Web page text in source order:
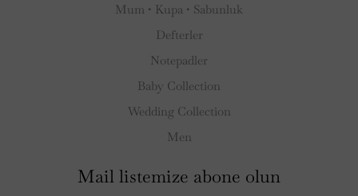
Mum • Kupa • Sabunluk
Defterler
Notepadler
Baby Collection
Wedding Collection
Men
Mail listemize abone olun